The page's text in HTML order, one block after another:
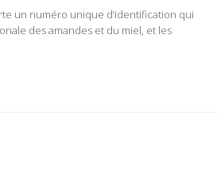
un numéro unique d’identification qui
des amandes et du miel, et les